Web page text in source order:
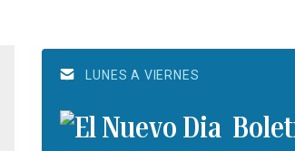
LUNES A VIERNES